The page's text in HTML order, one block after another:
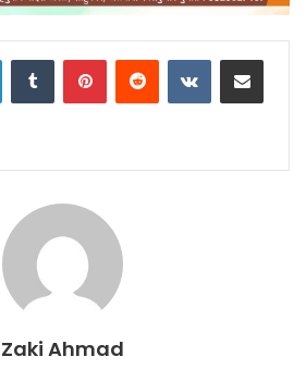
LinkedInTumblr PinterestReddit VKontakteShare via Email
Zaki Ahmad